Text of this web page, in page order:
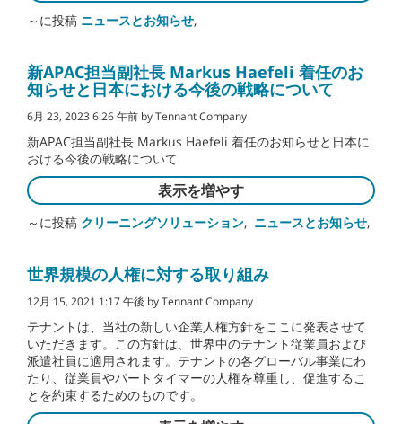
～に投稿 ニュースとお知らせ,
新APAC担当副社長 Markus Haefeli 着任のお
知らせと日本における今後の戦略について
6月 23, 2023 6:26 午前 by Tennant Company
新APAC担当副社長 Markus Haefeli 着任のお知らせと日本に
おける今後の戦略について
表示を増やす
～に投稿 クリーニングソリューション, ニュースとお知らせ,
世界規模の人権に対する取り組み
12月 15, 2021 1:17 午後 by Tennant Company
テナントは、当社の新しい企業人権方針をここに発表させて
いただきます。この方針は、世界中のテナント従業員および
派遣社員に適用されます。テナントの各グローバル事業にわ
たり、従業員やパートタイマーの人権を尊重し、促進するこ
とを約束するためのものです。